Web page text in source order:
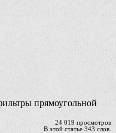
прямоугольной
24 019 просмотров
В этой статье 343 слов.